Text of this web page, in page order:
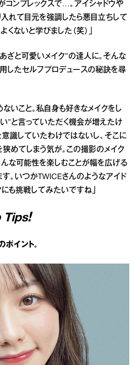
コンプレックスで…。アイシャドウや
入れて目元を強調したら悪目立ちして
くないと学びました（笑）」
ざと可愛いメイク”の達人に。そんな
したセルフプロデュースの秘訣を尋
ないこと。私自身も好きなメイクをし
”と言っていただく機会が増えたけ
意識していたわけではないし、そこに
めてしまう気が。この撮影のメイク
んな可能性を楽しむことが幅を広げる
。いつかTWICEさんのようなアイド
も挑戦してみたいですね」
！
イント。